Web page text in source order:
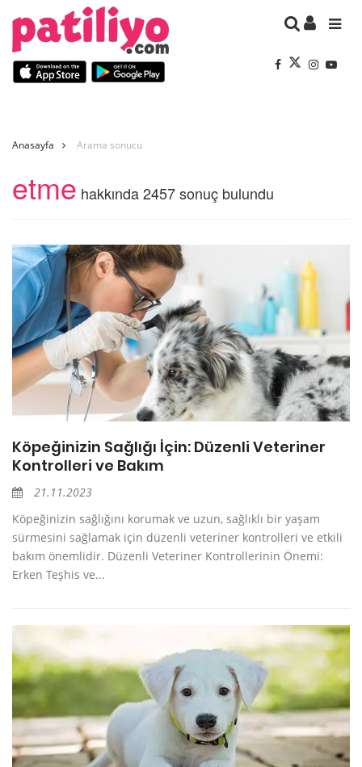
Anasayfa Arama sonucu
etme hakkında 2457 sonuç bulundu
Köpeğinizin Sağlığı İçin: Düzenli Veteriner
Kontrolleri ve Bakım
21.11.2023
Köpeğinizin sağlığını korumak ve uzun, sağlıklı bir yaşam
sürmesini sağlamak için düzenli veteriner kontrolleri ve etkili
bakım önemlidir. Düzenli Veteriner Kontrollerinin Önemi:
Erken Teşhis ve...